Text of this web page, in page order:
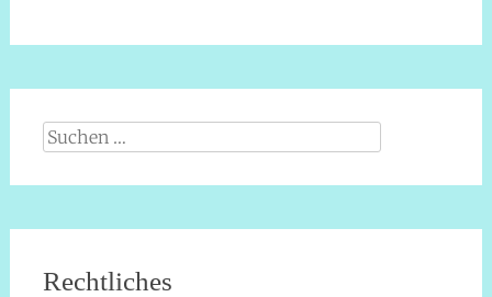
Suche
Rechtliches